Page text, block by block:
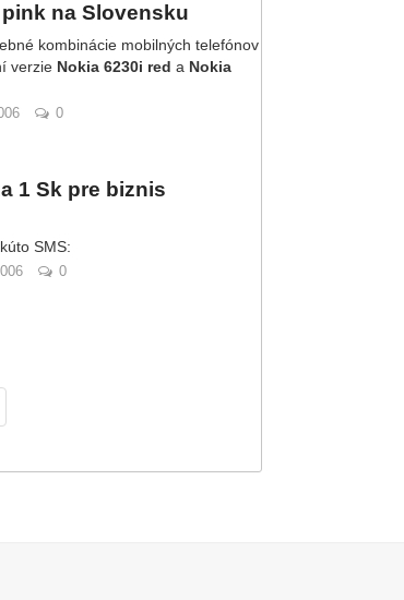
na Slovensku
kombinácie mobilných telefónov
verzie Nokia 6230i red a Nokia
0
1 Sk pre biznis
SMS:
0